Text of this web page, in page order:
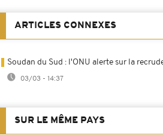
ARTICLES CONNEXES
Soudan du Sud : l'ONU alerte sur la
03/03 - 14:37
SUR LE MÊME PAYS